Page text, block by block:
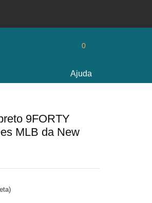
0
Ajuda
9FORTY
MLB da New